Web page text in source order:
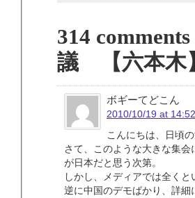
314
議 【六本木
ボギーてどこん
2010/10/19 at 14:52
こんにちは、日頃
さて、このような大きな集
が日本だと思う次第。
しかし、メディアでは全く
逆に中国のデモばかり、詳細